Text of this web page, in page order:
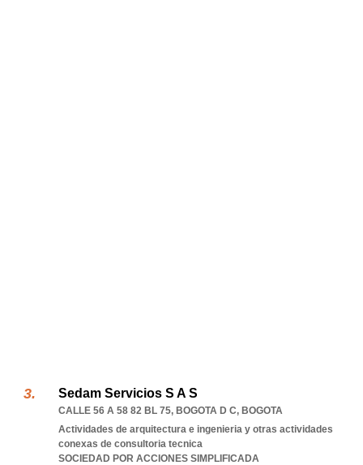
Sedam Servicios S A S
CALLE 56 A 58 82 BL 75, BOGOTA D C, BOGOTA
Actividades de arquitectura e ingenieria y otras actividades
conexas de consultoria tecnica
SOCIEDAD POR ACCIONES SIMPLIFICADA